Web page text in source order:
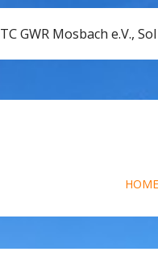
TC GWR Mosbach e.V.,
HOME